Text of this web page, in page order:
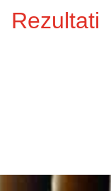
Rezultati